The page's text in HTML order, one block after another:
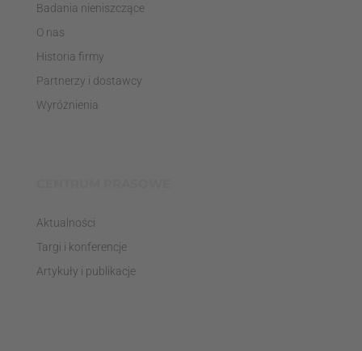
Badania nieniszczące
O nas
Historia firmy
Partnerzy i dostawcy
Wyróżnienia
Aktualności
Targi i konferencje
Artykuły i publikacje